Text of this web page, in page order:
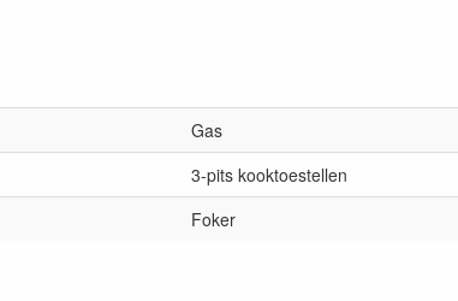
Gas
3-pits kooktoestellen
Foker